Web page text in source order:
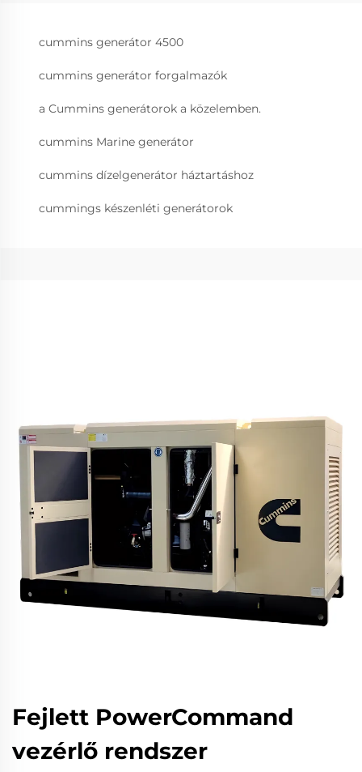
cummins generátor 4500
cummins generátor forgalmazók
a Cummins generátorok a közelemben.
cummins Marine generátor
cummins dízelgenerátor háztartáshoz
cummings készenléti generátorok
Fejlett PowerCommand
vezérlő rendszer